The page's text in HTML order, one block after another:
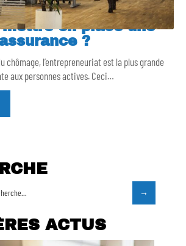
en place une
?
chômage, l’entrepreneuriat est la plus grande
aux personnes actives. Ceci…
ACTUS